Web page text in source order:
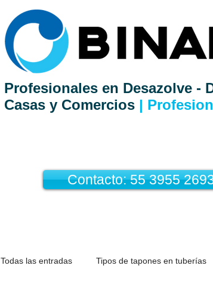
Profesionales en Desazolve -
Casas y Comercios |
Contacto: 55 3955
Todas las entradas Tipos de tapones en tuberías